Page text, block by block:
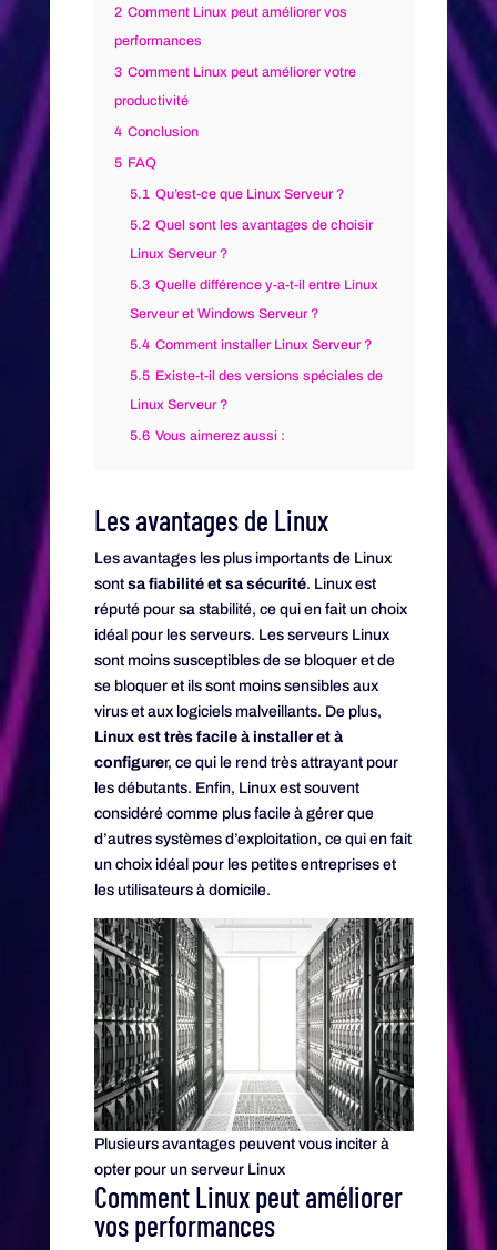
2 Comment Linux peut améliorer vos
performances
3 Comment Linux peut améliorer votre
productivité
4 Conclusion
5 FAQ
5.1 Qu’est-ce que Linux Serveur ?
5.2 Quel sont les avantages de choisir
Linux Serveur ?
5.3 Quelle différence y-a-t-il entre Linux
Serveur et Windows Serveur ?
5.4 Comment installer Linux Serveur ?
5.5 Existe-t-il des versions spéciales de
Linux Serveur ?
5.6 Vous aimerez aussi :
Les avantages de Linux
Les avantages les plus importants de Linux
sontsa fiabilité et sa sécurité. Linux est
réputé pour sa stabilité, ce qui en fait un choix
idéal pour les serveurs. Les serveurs Linux
sont moins susceptibles de se bloquer et de
se bloquer et ils sont moins sensibles aux
virus et aux logiciels malveillants. De plus,
Linux est très facile à installer et à
configurer, ce qui le rend très attrayant pour
les débutants. Enfin, Linux est souvent
considéré comme plus facile à gérer que
d’autres systèmes d’exploitation, ce qui en fait
un choix idéal pour les petites entreprises et
les utilisateurs à domicile.
Plusieurs avantages peuvent vous inciter à
opter pour un serveur Linux
Comment Linux peut améliorer
vos performances